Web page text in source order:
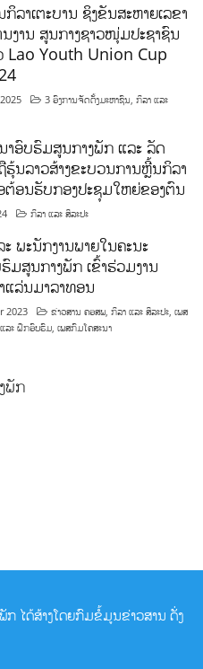
ລາເຕະບານ ຊິງຂັນສະຫາຍເລຂາ
ງານ ສູນກາງຊາວໜຸ່ມປະຊາຊົນ
Lao Youth Union Cup
3 ອົງການຈັດຕັ້ງມະຫາຊົນ ,ກິລາ ແລະ
າອົບຮົມສູນກາງພັກ ແລະ ລັດ
ຮຸ້ນລາວສ້າງຂະບວນການຫຼີ້ນກິລາ
ຕ້ອນຮັບກອງປະຊຸມໃຫຍ່ຂອງຕົນ
ກິລາ ແລະ ສິລະປະ
ະ ພະນັກງານພາຍໃນຄະນະ
ມສູນກາງພັກ ເຂົ້າຮ່ວມງານ
ແລ່ນມາລາທອນ
2023 ຂ່າວສານ ຄອສພ ,ກິລາ ແລະ ສິລະປະ ,ເພສ
ລະ ຝຶກອົບຮົມ ,ເພສກົມໂຄສະນາ
ພັກ
ກ ໄດ້ສ້າງໂດຍກົມຂໍ້ມູນຂ່າວສານ ດັ່ງ